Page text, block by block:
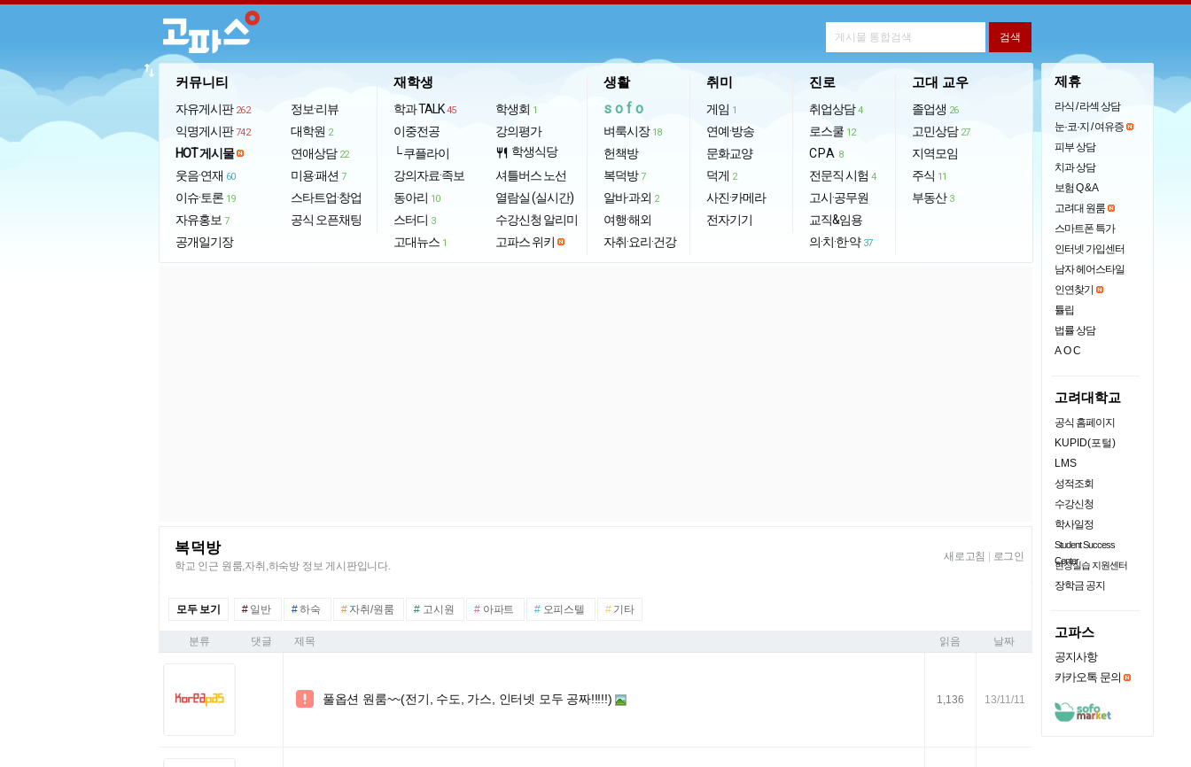
커뮤니티
자유게시판 262
익명게시판 742
HOT 게시물
웃음·연재 60
이슈·토론 19
자유홍보 7
공개일기장
정보·리뷰
대학원 2
연애상담 22
미용·패션 7
스타트업·창업
공식 오픈채팅
재학생
학과 TALK 45
이중전공
└ 쿠플라이
강의자료·족보
동아리 10
스터디 3
고대뉴스 1
학생회 1
강의평가
restaurant 학생식당
셔틀버스 노선
열람실 (실시간)
수강신청 알리미
고파스 위키
생활
sofo
벼룩시장 18
헌책방
복덕방 7
알바·과외 2
여행·해외
자취·요리·건강
취미
게임 1
연예·방송
문화교양
덕게 2
사진·카메라
전자기기
진로
취업상담 4
로스쿨 12
CPA 8
전문직 시험 4
고시·공무원
교직&임용
의·치·한·약 37
고대 교우
졸업생 26
고민상담 27
지역모임
주식 11
부동산 3
import_export
복덕방
학교 인근 원룸,자취,하숙방 정보 게시판입니다.
새로고침 로그인
모두 보기 #일반 #하숙 #자취/원룸 # 고시원 #아파트 #오피스텔 #기타
분류 댓글 제목 읽음 날짜
 풀옵션 원룸~~(전기, 수도, 가스, 인터넷 모두 공짜!!!!!) 1,136 13/11/11
제휴
라식 / 라섹 상담
눈·코·지 / 여유증
피부 상담
치과 상담
보험 Q & A
고려대 원룸
스마트폰 특가
인터넷 가입센터
남자 헤어스타일
인연찾기
튤립
법률 상담
AOC
고려대학교
공식 홈페이지
KUPID(포털)
LMS
성적조회
수강신청
학사일정
Student Success
Center
현장실습 지원센터
장학금 공지
고파스
공지사항
카카오톡 문의